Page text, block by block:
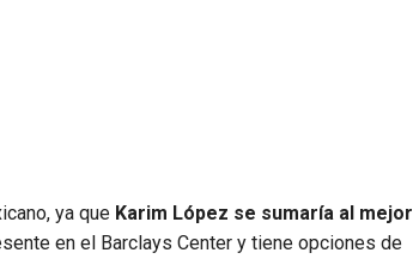
ya que Karim López se sumaría al mejor
en el Barclays Center y tiene opciones de